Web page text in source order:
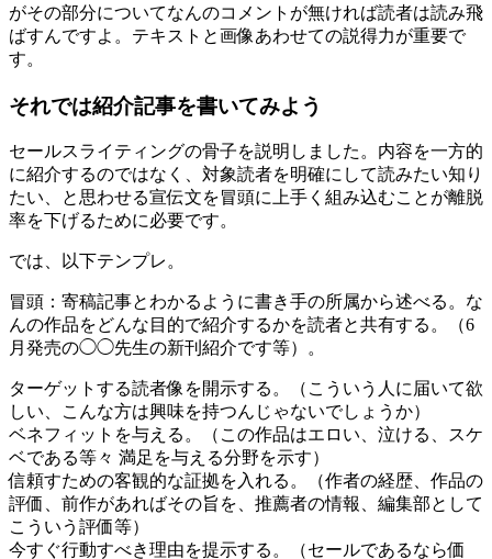
がその部分についてなんのコメントが無ければ読者は読み飛
ばすんですよ。テキストと画像あわせての説得力が重要で
す。
それでは紹介記事を書いてみよう
セールスライティングの骨子を説明しました。内容を一方的
に紹介するのではなく、対象読者を明確にして読みたい知り
たい、と思わせる宣伝文を冒頭に上手く組み込むことが離脱
率を下げるために必要です。
では、以下テンプレ。
冒頭：寄稿記事とわかるように書き手の所属から述べる。な
んの作品をどんな目的で紹介するかを読者と共有する。（6
月発売の◯◯先生の新刊紹介です等）。
ターゲットする読者像を開示する。（こういう人に届いて欲
しい、こんな方は興味を持つんじゃないでしょうか）
ベネフィットを与える。（この作品はエロい、泣ける、スケ
ベである等々 満足を与える分野を示す）
信頼すための客観的な証拠を入れる。（作者の経歴、作品の
評価、前作があればその旨を、推薦者の情報、編集部として
こういう評価等）
今すぐ行動すべき理由を提示する。（セールであるなら価